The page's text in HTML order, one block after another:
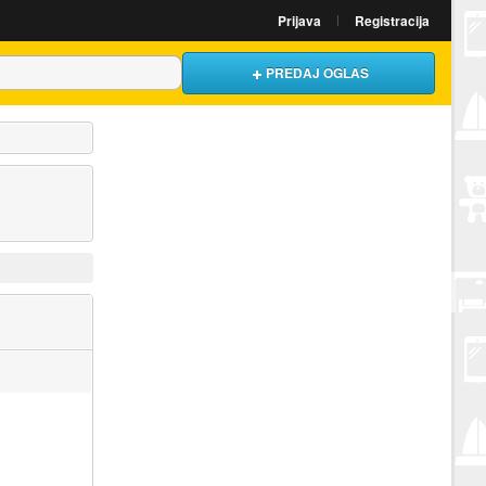
Prijava Registracija
PREDAJ OGLAS